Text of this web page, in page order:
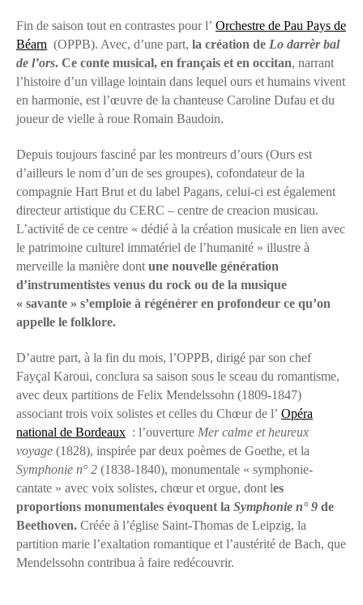
Fin de saison tout en contrastes pour l’ Orchestre de Pau Pays de
Béarn (OPPB). Avec, d’une part, la création de Lo darrèr bal
de l’ors. Ce conte musical, en français et en occitan, narrant
l’histoire d’un village lointain dans lequel ours et humains vivent
en harmonie, est l’œuvre de la chanteuse Caroline Dufau et du
joueur de vielle à roue Romain Baudoin.
Depuis toujours fasciné par les montreurs d’ours (Ours est
d’ailleurs le nom d’un de ses groupes), cofondateur de la
compagnie Hart Brut et du label Pagans, celui-ci est également
directeur artistique du CERC – centre de creacion musicau.
L’activité de ce centre « dédié à la création musicale en lien avec
le patrimoine culturel immatériel de l’humanité » illustre à
merveille la manière dont une nouvelle génération
d’instrumentistes venus du rock ou de la musique
« savante » s’emploie à régénérer en profondeur ce qu’on
appelle le folklore.
D’autre part, à la fin du mois, l’OPPB, dirigé par son chef
Fayçal Karoui, conclura sa saison sous le sceau du romantisme,
avec deux partitions de Felix Mendelssohn (1809-1847)
associant trois voix solistes et celles du Chœur de l’ Opéra
national de Bordeaux : l’ouverture Mer calme et heureux
voyage (1828), inspirée par deux poèmes de Goethe, et la
Symphonie n° 2 (1838-1840), monumentale « symphonie-
cantate » avec voix solistes, chœur et orgue, dont les
proportions monumentales évoquent la Symphonie n° 9 de
Beethoven. Créée à l’église Saint-Thomas de Leipzig, la
partition marie l’exaltation romantique et l’austérité de Bach, que
Mendelssohn contribua à faire redécouvrir.